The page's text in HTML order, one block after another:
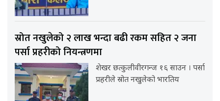
स्रोत नखुलेको २ लाख भन्दा बढी रकम सहित २ जना
पर्सा प्रहरीको नियन्त्रणमा
शेखर छत्कुलीवीरगन्ज १६ साउन । पर्सा
प्रहरीले स्रोत नखुलेको भारतिय